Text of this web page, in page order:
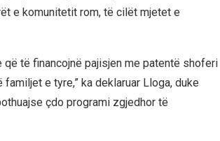
e komunitetit rom, të cilët mjetet e
që të financojnë pajisjen me patentë shoferi
e tyre,” ka deklaruar Lloga, duke
çdo programi zgjedhor të